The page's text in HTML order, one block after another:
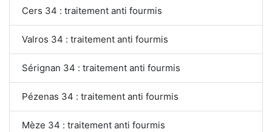
Cers 34 : traitement anti fourmis
Valros 34 : traitement anti fourmis
Sérignan 34 : traitement anti fourmis
Pézenas 34 : traitement anti fourmis
Mèze 34 : traitement anti fourmis